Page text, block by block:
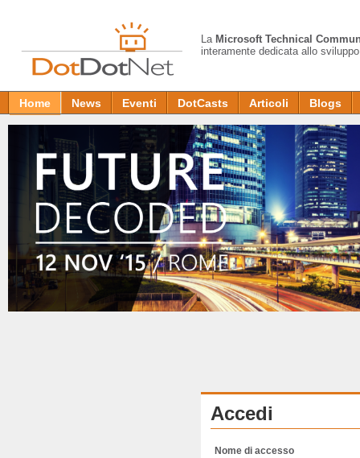
La Microsoft Technical
interamente dedicata allo
Home News Eventi DotCasts Articoli Blogs
Accedi
Nome di accesso